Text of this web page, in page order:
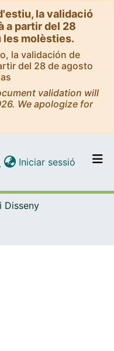
la validació
a partir del 28
les molèsties.
la validación de
del 28 de agosto
validation will
We apologize for
per tot el DD
Iniciar sessió (current)
Disseny